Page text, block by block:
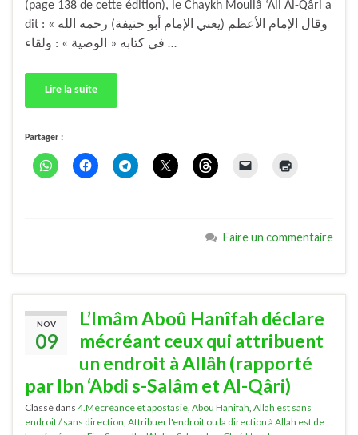
(page 138 de cette édition), le Chaykh Moullâ ‘Ali Al-Qâri a
dit : « وقال الإمام الأعظم (يعني الإمام أبو حنيفة) رحمه الله
في كتابه « الوصية » : ولقاء …
Lire la suite
Partager :
Faire un commentaire
NOV
09
L’Imâm Aboû Hanîfah déclare
mécréant ceux qui attribuent
un endroit à Allâh (rapporté
par Ibn ‘Abdi s-Salâm et Al-Qâri)
Classé dans 4.Mécréance et apostasie Abou Hanifah Allah est sans
endroit / sans direction Attribuer l'endroit ou la direction à Allah est de